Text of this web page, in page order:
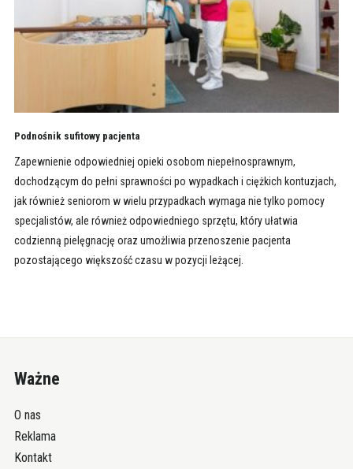
Podnośnik sufitowy pacjenta
Zapewnienie odpowiedniej opieki osobom niepełnosprawnym,
dochodzącym do pełni sprawności po wypadkach i ciężkich kontuzjach,
jak również seniorom w wielu przypadkach wymaga nie tylko pomocy
specjalistów, ale również odpowiedniego sprzętu, który ułatwia
codzienną pielęgnację oraz umożliwia przenoszenie pacjenta
pozostającego większość czasu w pozycji leżącej.
Ważne
O nas
Reklama
Kontakt